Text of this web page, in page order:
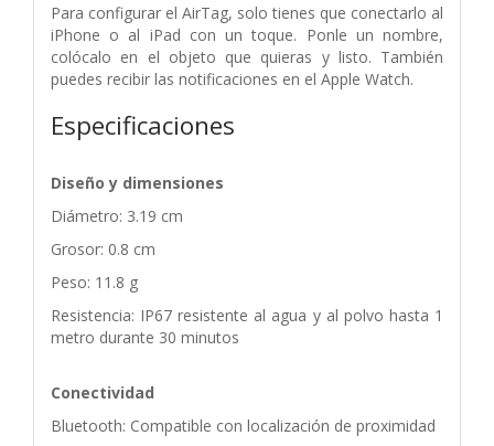
Para configurar el AirTag, solo tienes que conectarlo al
iPhone o al iPad con un toque. Ponle un nombre,
colócalo en el objeto que quieras y listo. También
puedes recibir las notificaciones en el Apple Watch.
Especificaciones
Diseño y dimensiones
Diámetro: 3.19 cm
Grosor: 0.8 cm
Peso: 11.8 g
Resistencia: IP67 resistente al agua y al polvo hasta 1
metro durante 30 minutos
Conectividad
Bluetooth: Compatible con localización de proximidad